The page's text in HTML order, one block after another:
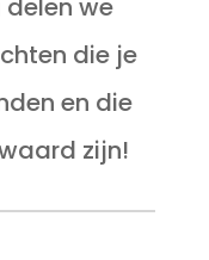
delen we
die je
en die
zijn!